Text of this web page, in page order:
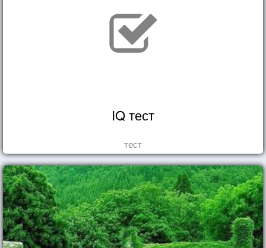
IQ тест
тест